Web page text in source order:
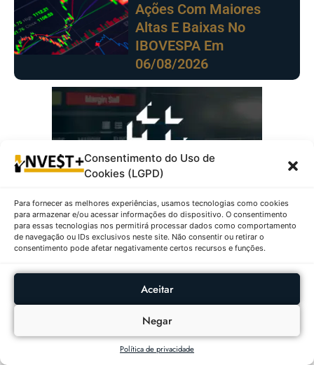
Consentimento do Uso de
Cookies (LGPD)
Para fornecer as melhores experiências, usamos tecnologias como cookies
para armazenar e/ou acessar informações do dispositivo. O consentimento
para essas tecnologias nos permitirá processar dados como comportamento
de navegação ou IDs exclusivos neste site. Não consentir ou retirar o
consentimento pode afetar negativamente certos recursos e funções.
Aceitar
Negar
Política de privacidade
Ações Com Maiores
Altas E Baixas No
IBOVESPA Em
06/08/2026
Mais Populares:
As Criptomoedas Que Mais
Valorizaram E Desvalorizaram
Em 08/08/2026
8 DE AGOSTO DE 2026